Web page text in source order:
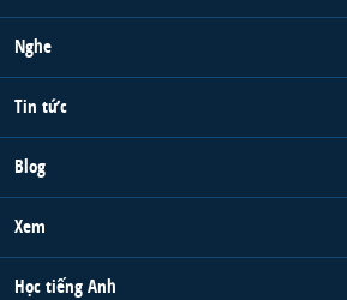
Nghe
Tin tức
Blog
Xem
Học tiếng Anh